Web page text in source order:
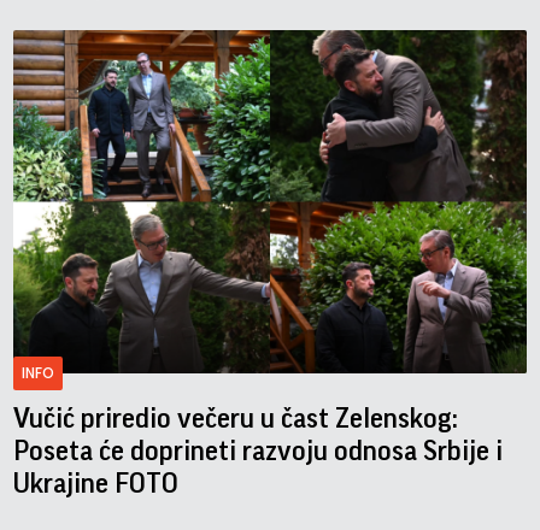
INFO
Vučić priredio večeru u čast Zelenskog:
Poseta će doprineti razvoju odnosa Srbije i
Ukrajine FOTO